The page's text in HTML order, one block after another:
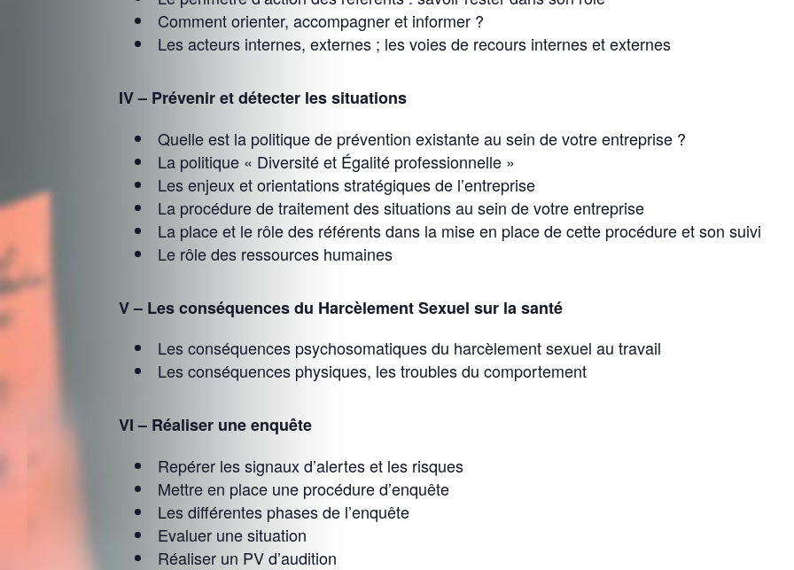
Comment orienter, accompagner et informer ?
Les acteurs internes, externes ; les voies de recours internes et externes
IV – Prévenir et détecter les situations
Quelle est la politique de prévention existante au sein de votre entreprise ?
La politique « Diversité et Égalité professionnelle »
Les enjeux et orientations stratégiques de l’entreprise
La procédure de traitement des situations au sein de votre entreprise
La place et le rôle des référents dans la mise en place de cette procédure et son suivi
Le rôle des ressources humaines
V – Les conséquences du Harcèlement Sexuel sur la santé
Les conséquences psychosomatiques du harcèlement sexuel au travail
Les conséquences physiques, les troubles du comportement
VI – Réaliser une enquête
Repérer les signaux d’alertes et les risques
Mettre en place une procédure d’enquête
Les différentes phases de l’enquête
Evaluer une situation
Réaliser un PV d’audition